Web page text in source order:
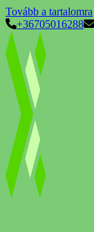
Tovább a tartalomra
+36705016288